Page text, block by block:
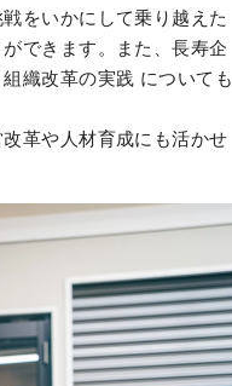
をいかにして乗り越えた
できます。また、長寿企
織改革の実践 についても
革や人材育成にも活かせ